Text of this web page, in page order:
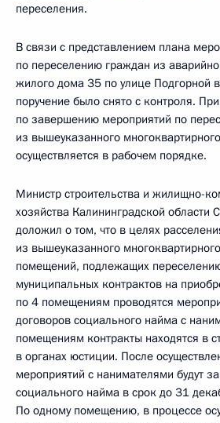
переселения.
В связи с представлением плана
по переселению граждан из
жилого дома 35 по улице Подгорной
поручение было снято с контроля.
по завершению мероприятий по
из вышеуказанного
осуществляется в рабочем порядке.
Министр строительства и жилищно-
хозяйства Калининградской области
доложил о том, что в целях
из вышеуказанного
помещений, подлежащих
муниципальных контрактов на
по 4 помещениям проводятся
договоров социального найма с
помещениям контракты находятся в
в органах юстиции. После
мероприятий с нанимателями будут
социального найма в срок до 31
По одному помещению, в процессе